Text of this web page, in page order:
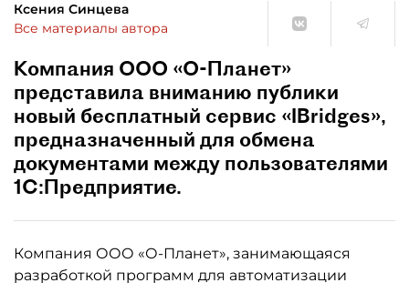
Ксения Синцева
Все материалы автора
Компания ООО «О-Планет»
представила вниманию публики
новый бесплатный сервис «IBridges»,
предназначенный для обмена
документами между пользователями
1С:Предприятие.
Компания ООО «О-Планет», занимающаяся
разработкой программ для автоматизации